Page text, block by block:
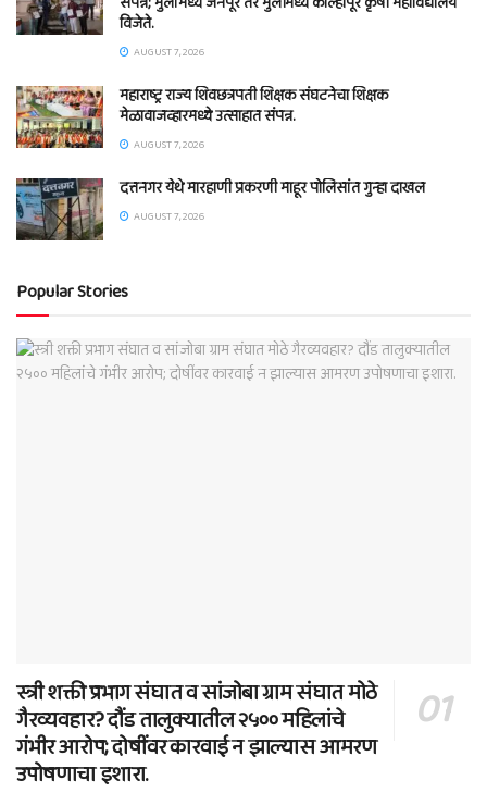
विजेते.
AUGUST 7, 2026
महाराष्ट्र राज्य शिवछत्रपती शिक्षक संघटनेचा शिक्षक
मेळावाजव्हारमध्ये उत्साहात संपन्न.
AUGUST 7, 2026
दत्तनगर येथे मारहाणी प्रकरणी माहूर पोलिसांत गुन्हा दाखल
AUGUST 7, 2026
Popular Stories
स्त्री शक्ती प्रभाग संघात व सांजोबा ग्राम संघात मोठे
गैरव्यवहार? दौंड तालुक्यातील २५०० महिलांचे
गंभीर आरोप; दोषींवर कारवाई न झाल्यास आमरण
उपोषणाचा इशारा.